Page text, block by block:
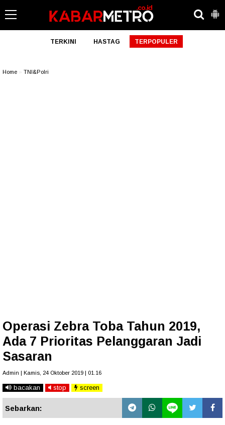
TERKINI HASTAG TERPOPULER
Home TNI&Polri
Operasi Zebra Toba Tahun 2019,
Ada 7 Prioritas Pelanggaran Jadi
Sasaran
Admin | Kamis, 24 Oktober 2019 | 01.16
bacakan stop screen
Sebarkan: